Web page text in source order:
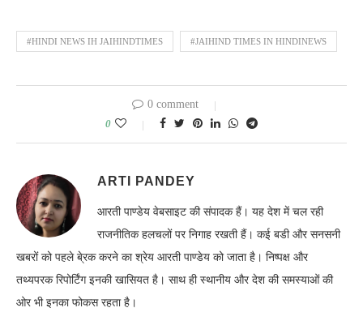
#HINDI NEWS IH JAIHINDTIMES #JAIHIND TIMES IN HINDINEWS
0 comment
0
ARTI PANDEY
आरती पाण्डेय वेबसाइट की संपादक हैं। यह देश में चल रही
राजनीतिक हलचलों पर निगाह रखती हैं। कई बडी और सनसनी
खबरों को पहले बे्रक करने का श्रेय आरती पाण्डेय को जाता है। निष्पक्ष और
तथ्यपरक रिपोर्टिंग इनकी खासियत है। साथ ही स्थानीय और देश की समस्याओं की
ओर भी इनका फोकस रहता है।